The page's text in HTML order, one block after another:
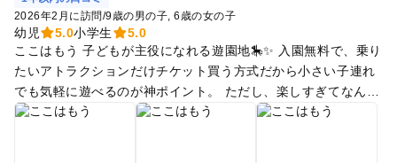
2026年2月に訪問/9歳の男の子 6歳の女の子
幼児 5.0小学生
5.0
ここはもう 子どもが主役になれる遊園地🎠✨ 入園無料で、乗り
たいアトラクションだけチケット買う方式だから小さい子連れ
でも気軽に遊べるのが神ポイント。 ただし、楽しすぎてなんだ
かんだでお金がかかりそうになるのでその点は注意⚠️ 観覧車🎡